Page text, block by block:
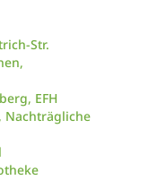
Str.
EFH
Nachträgliche